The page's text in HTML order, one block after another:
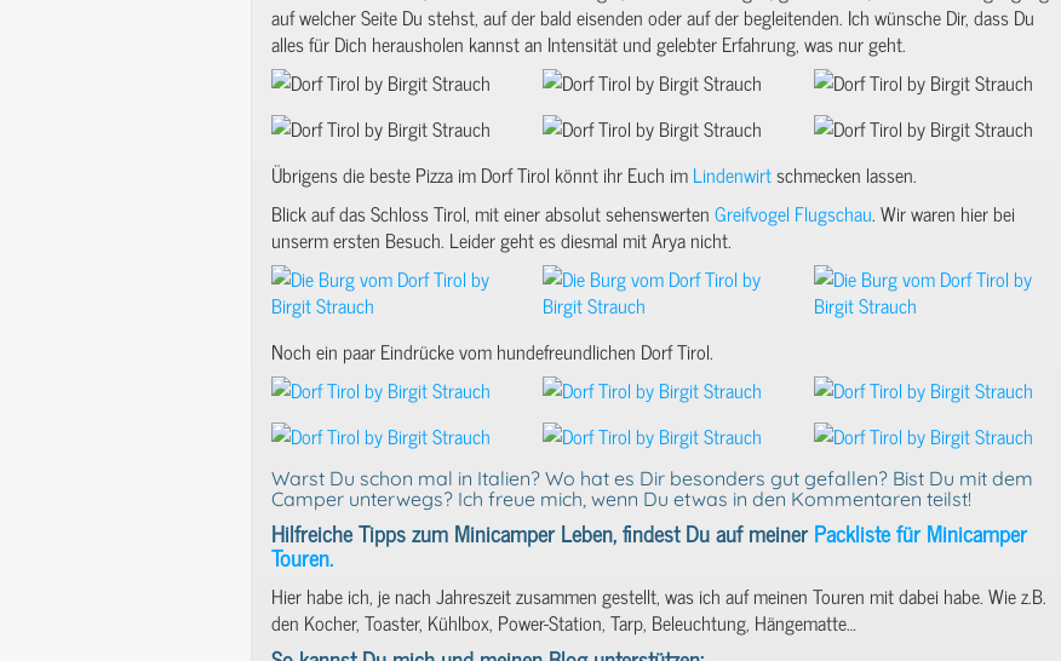
auf welcher Seite Du stehst, auf der bald eisenden oder auf der begleitenden. Ich wünsche Dir, dass Du
alles für Dich herausholen kannst an Intensität und gelebter Erfahrung, was nur geht.
Übrigens die beste Pizza im Dorf Tirol könnt ihr Euch imLindenwirtschmecken lassen.
Blick auf das Schloss Tirol, mit einer absolut sehenswertenGreifvogel Flugschau. Wir waren hier bei
unserm ersten Besuch. Leider geht es diesmal mit Arya nicht.
Noch ein paar Eindrücke vom hundefreundlichen Dorf Tirol.
Warst Du schon mal in Italien? Wo hat es Dir besonders gut gefallen? Bist Du mit dem
Camper unterwegs? Ich freue mich, wenn Du etwas in den Kommentaren teilst!
Hilfreiche Tipps zum Minicamper Leben, findest Du auf meinerPackliste für Minicamper
Touren.
Hier habe ich, je nach Jahreszeit zusammen gestellt, was ich auf meinen Touren mit dabei habe. Wie z.B.
den Kocher, Toaster, Kühlbox, Power-Station, Tarp, Beleuchtung, Hängematte…